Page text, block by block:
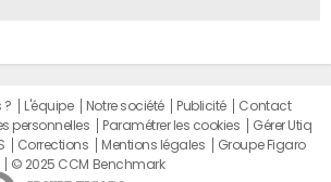
? L'équipe Notre société Publicité
Contact
personnelles Paramétrer les cookies
Gérer Utiq
Corrections Mentions légales
Groupe Figaro
© 2025 CCM Benchmark